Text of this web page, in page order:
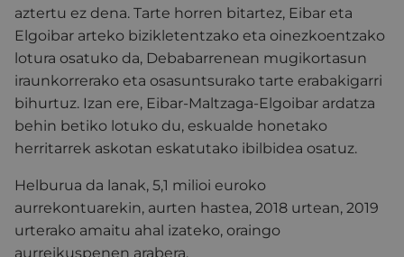
aztertu ez dena. Tarte horren bitartez, Eibar eta
Elgoibar arteko bizikletentzako eta oinezkoentzako
lotura osatuko da, Debabarrenean mugikortasun
iraunkorrerako eta osasuntsurako tarte erabakigarri
bihurtuz. Izan ere, Eibar-Maltzaga-Elgoibar ardatza
behin betiko lotuko du, eskualde honetako
herritarrek askotan eskatutako ibilbidea osatuz.
Helburua da lanak, 5,1 milioi euroko
aurrekontuarekin, aurten hastea, 2018 urtean, 2019
urterako amaitu ahal izateko, oraingo
aurreikuspenen arabera.